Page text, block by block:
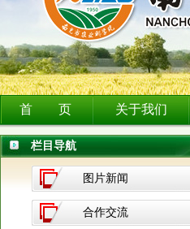
首 页 关于我们
栏目导航
图片新闻
合作交流